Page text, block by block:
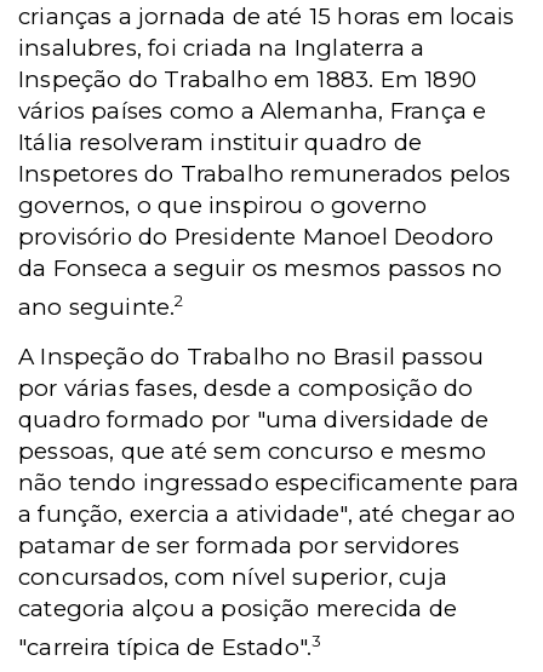
crianças a jornada de até 15 horas em locais
insalubres, foi criada na Inglaterra a
Inspeção do Trabalho em 1883. Em 1890
vários países como a Alemanha, França e
Itália resolveram instituir quadro de
Inspetores do Trabalho remunerados pelos
governos, o que inspirou o governo
provisório do Presidente Manoel Deodoro
da Fonseca a seguir os mesmos passos no
ano seguinte.2
A Inspeção do Trabalho no Brasil passou
por várias fases, desde a composição do
quadro formado por "uma diversidade de
pessoas, que até sem concurso e mesmo
não tendo ingressado especificamente para
a função, exercia a atividade", até chegar ao
patamar de ser formada por servidores
concursados, com nível superior, cuja
categoria alçou a posição merecida de
"carreira típica de Estado".3